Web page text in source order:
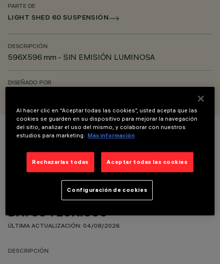
PARTE DE
LIGHT SHED 60 SUSPENSIÓN
DESCRIPCIÓN
596X596 mm - SIN EMISIÓN LUMINOSA
DISEÑADO POR
COLOR
DATOS TÉCNICOS
ÚLTIMA ACTUALIZACIÓN: 04/08/2026
DESCRIPCIÓN
Al hacer clic en “Aceptar todas las cookies”, usted acepta que las
cookies se guarden en su dispositivo para mejorar la navegación
del sitio, analizar el uso del mismo, y colaborar con nuestros
estudios para marketing.
Más información
Rechazarlas todas Aceptar todas las cookies
Configuración de cookies